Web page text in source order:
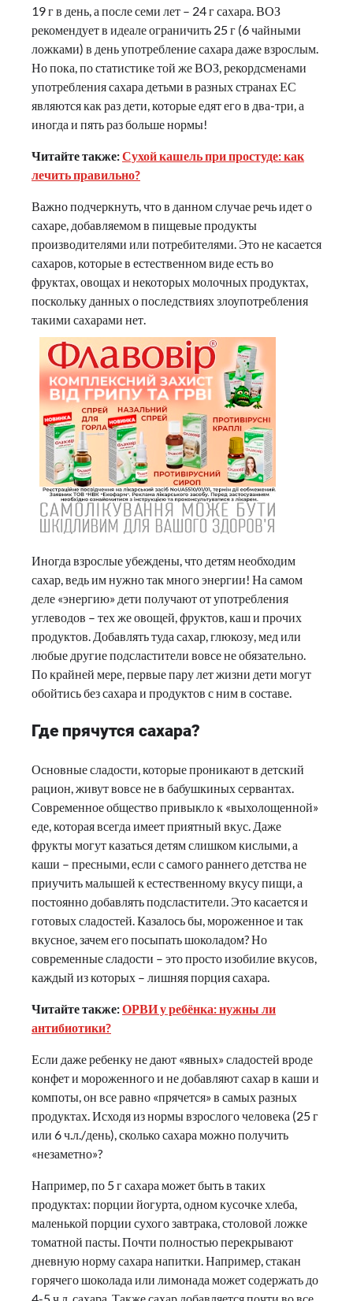
19 г в день, а после семи лет – 24 г сахара. ВОЗ
рекомендует в идеале ограничить 25 г (6 чайными
ложками) в день употребление сахара даже взрослым.
Но пока, по статистике той же ВОЗ, рекордсменами
употребления сахара детьми в разных странах ЕС
являются как раз дети, которые едят его в два-три, а
иногда и пять раз больше нормы!
Читайте также:Сухой кашель при простуде: как
лечить правильно?
Важно подчеркнуть, что в данном случае речь идет о
сахаре, добавляемом в пищевые продукты
производителями или потребителями. Это не касается
сахаров, которые в естественном виде есть во
фруктах, овощах и некоторых молочных продуктах,
поскольку данных о последствиях злоупотребления
такими сахарами нет.
Иногда взрослые убеждены, что детям необходим
сахар, ведь им нужно так много энергии! На самом
деле «энергию» дети получают от употребления
углеводов – тех же овощей, фруктов, каш и прочих
продуктов. Добавлять туда сахар, глюкозу, мед или
любые другие подсластители вовсе не обязательно.
По крайней мере, первые пару лет жизни дети могут
обойтись без сахара и продуктов с ним в составе.
Где прячутся сахара?
Основные сладости, которые проникают в детский
рацион, живут вовсе не в бабушкиных сервантах.
Современное общество привыкло к «выхолощенной»
еде, которая всегда имеет приятный вкус. Даже
фрукты могут казаться детям слишком кислыми, а
каши – пресными, если с самого раннего детства не
приучить малышей к естественному вкусу пищи, а
постоянно добавлять подсластители. Это касается и
готовых сладостей. Казалось бы, мороженное и так
вкусное, зачем его посыпать шоколадом? Но
современные сладости – это просто изобилие вкусов,
каждый из которых – лишняя порция сахара.
Читайте также:ОРВИ у ребёнка: нужны ли
антибиотики?
Если даже ребенку не дают «явных» сладостей вроде
конфет и мороженного и не добавляют сахар в каши и
компоты, он все равно «прячется» в самых разных
продуктах. Исходя из нормы взрослого человека (25 г
или 6 ч.л./день), сколько сахара можно получить
«незаметно»?
Например, по 5 г сахара может быть в таких
продуктах: порции йогурта, одном кусочке хлеба,
маленькой порции сухого завтрака, столовой ложке
томатной пасты. Почти полностью перекрывают
дневную норму сахара напитки. Например, стакан
горячего шоколада или лимонада может содержать до
4-5 ч.л. сахара. Также сахар добавляется почти во все